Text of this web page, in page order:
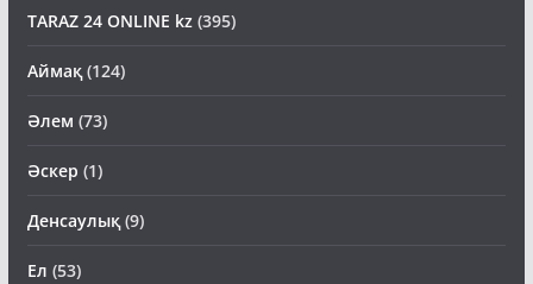
TARAZ 24 ONLINE kz(395)
Аймақ(124)
Әлем (73)
Әскер (1)
Денсаулық(9)
Ел (53)